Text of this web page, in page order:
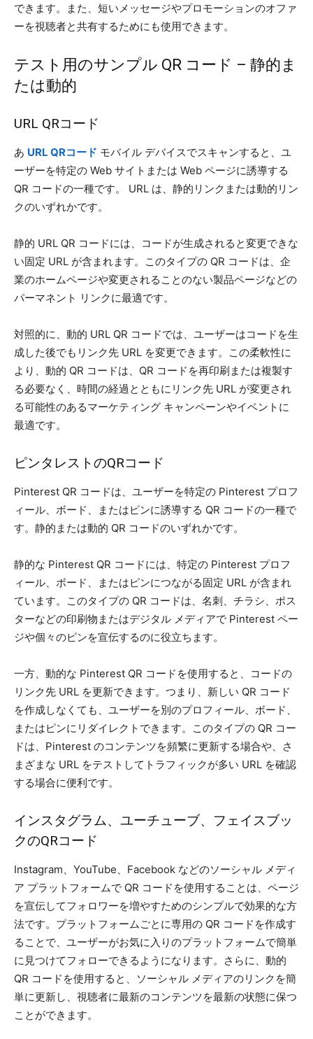
できます。また、短いメッセージやプロモーションのオファ
ーを視聴者と共有するためにも使用できます。
テスト用のサンプル QR コード – 静的ま
たは動的
URL QRコード
あ URL QRコード モバイル デバイスでスキャンすると、ユ
ーザーを特定の Web サイトまたは Web ページに誘導する
QR コードの一種です。 URL は、静的リンクまたは動的リン
クのいずれかです。
静的 URL QR コードには、コードが生成されると変更できな
い固定 URL が含まれます。このタイプの QR コードは、企
業のホームページや変更されることのない製品ページなどの
パーマネント リンクに最適です。
対照的に、動的 URL QR コードでは、ユーザーはコードを生
成した後でもリンク先 URL を変更できます。この柔軟性に
より、動的 QR コードは、QR コードを再印刷または複製す
る必要なく、時間の経過とともにリンク先 URL が変更され
る可能性のあるマーケティング キャンペーンやイベントに
最適です。
ピンタレストのQRコード
Pinterest QR コードは、ユーザーを特定の Pinterest プロフ
ィール、ボード、またはピンに誘導する QR コードの一種で
す。静的または動的 QR コードのいずれかです。
静的な Pinterest QR コードには、特定の Pinterest プロフ
ィール、ボード、またはピンにつながる固定 URL が含まれ
ています。このタイプの QR コードは、名刺、チラシ、ポス
ターなどの印刷物またはデジタル メディアで Pinterest ペー
ジや個々のピンを宣伝するのに役立ちます。
一方、動的な Pinterest QR コードを使用すると、コードの
リンク先 URL を更新できます。つまり、新しい QR コード
を作成しなくても、ユーザーを別のプロフィール、ボード、
またはピンにリダイレクトできます。このタイプの QR コー
ドは、Pinterest のコンテンツを頻繁に更新する場合や、さ
まざまな URL をテストしてトラフィックが多い URL を確認
する場合に便利です。
インスタグラム、ユーチューブ、フェイスブッ
クのQRコード
Instagram、YouTube、Facebook などのソーシャル メディ
ア プラットフォームで QR コードを使用することは、ページ
を宣伝してフォロワーを増やすためのシンプルで効果的な方
法です。プラットフォームごとに専用の QR コードを作成す
ることで、ユーザーがお気に入りのプラットフォームで簡単
に見つけてフォローできるようになります。さらに、動的
QR コードを使用すると、ソーシャル メディアのリンクを簡
単に更新し、視聴者に最新のコンテンツを最新の状態に保つ
ことができます。